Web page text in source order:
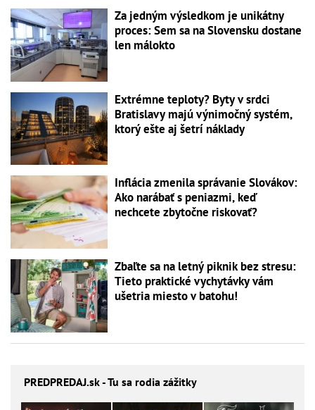
Za jedným výsledkom je unikátny
proces: Sem sa na Slovensku dostane
len málokto
Extrémne teploty? Byty v srdci
Bratislavy majú výnimočný systém,
ktorý ešte aj šetrí náklady
Inflácia zmenila správanie Slovákov:
Ako narábať s peniazmi, keď
nechcete zbytočne riskovať?
Zbaľte sa na letný piknik bez stresu:
Tieto praktické vychytávky vám
ušetria miesto v batohu!
PREDPREDAJ.sk - Tu sa rodia zážitky